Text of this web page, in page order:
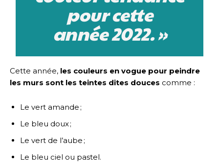
pour cette
année 2022. »
Cette année, les couleurs en vogue pour peindre
les murs sont les teintes dites douces comme :
Le vert amande ;
Le bleu doux ;
Le vert de l’aube ;
Le bleu ciel ou pastel.